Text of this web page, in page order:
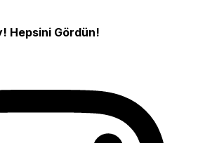
Hepsini Gördün!